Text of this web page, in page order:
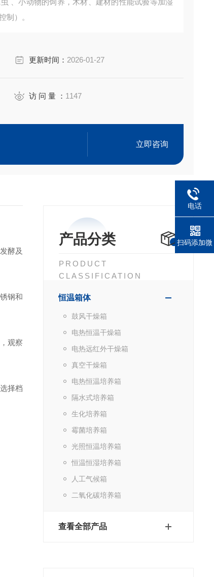
、小动物的饲养，木材、建材的性能试验等加湿
制）。
更新时间： 2026-01-27
访 问 量 ： 1147
立即咨询
产品分类
PRODUCT
CLASSIFICATION
恒温箱体
鼓风干燥箱
电热恒温干燥箱
电热远红外干燥箱
真空干燥箱
电热恒温培养箱
隔水式培养箱
生化培养箱
霉菌培养箱
光照恒温培养箱
恒温恒湿培养箱
人工气候箱
二氧化碳培养箱
查看全部产品
酵及
钢和
观察
择档
电话
扫码添加微
信